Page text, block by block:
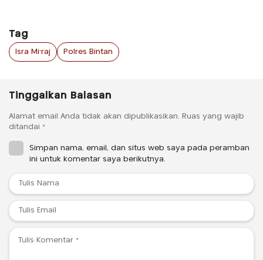
Tag
Isra Mi’raj Polres Bintan
Tinggalkan Balasan
Alamat email Anda tidak akan dipublikasikan. Ruas yang wajib
ditandai *
Simpan nama, email, dan situs web saya pada peramban
ini untuk komentar saya berikutnya.